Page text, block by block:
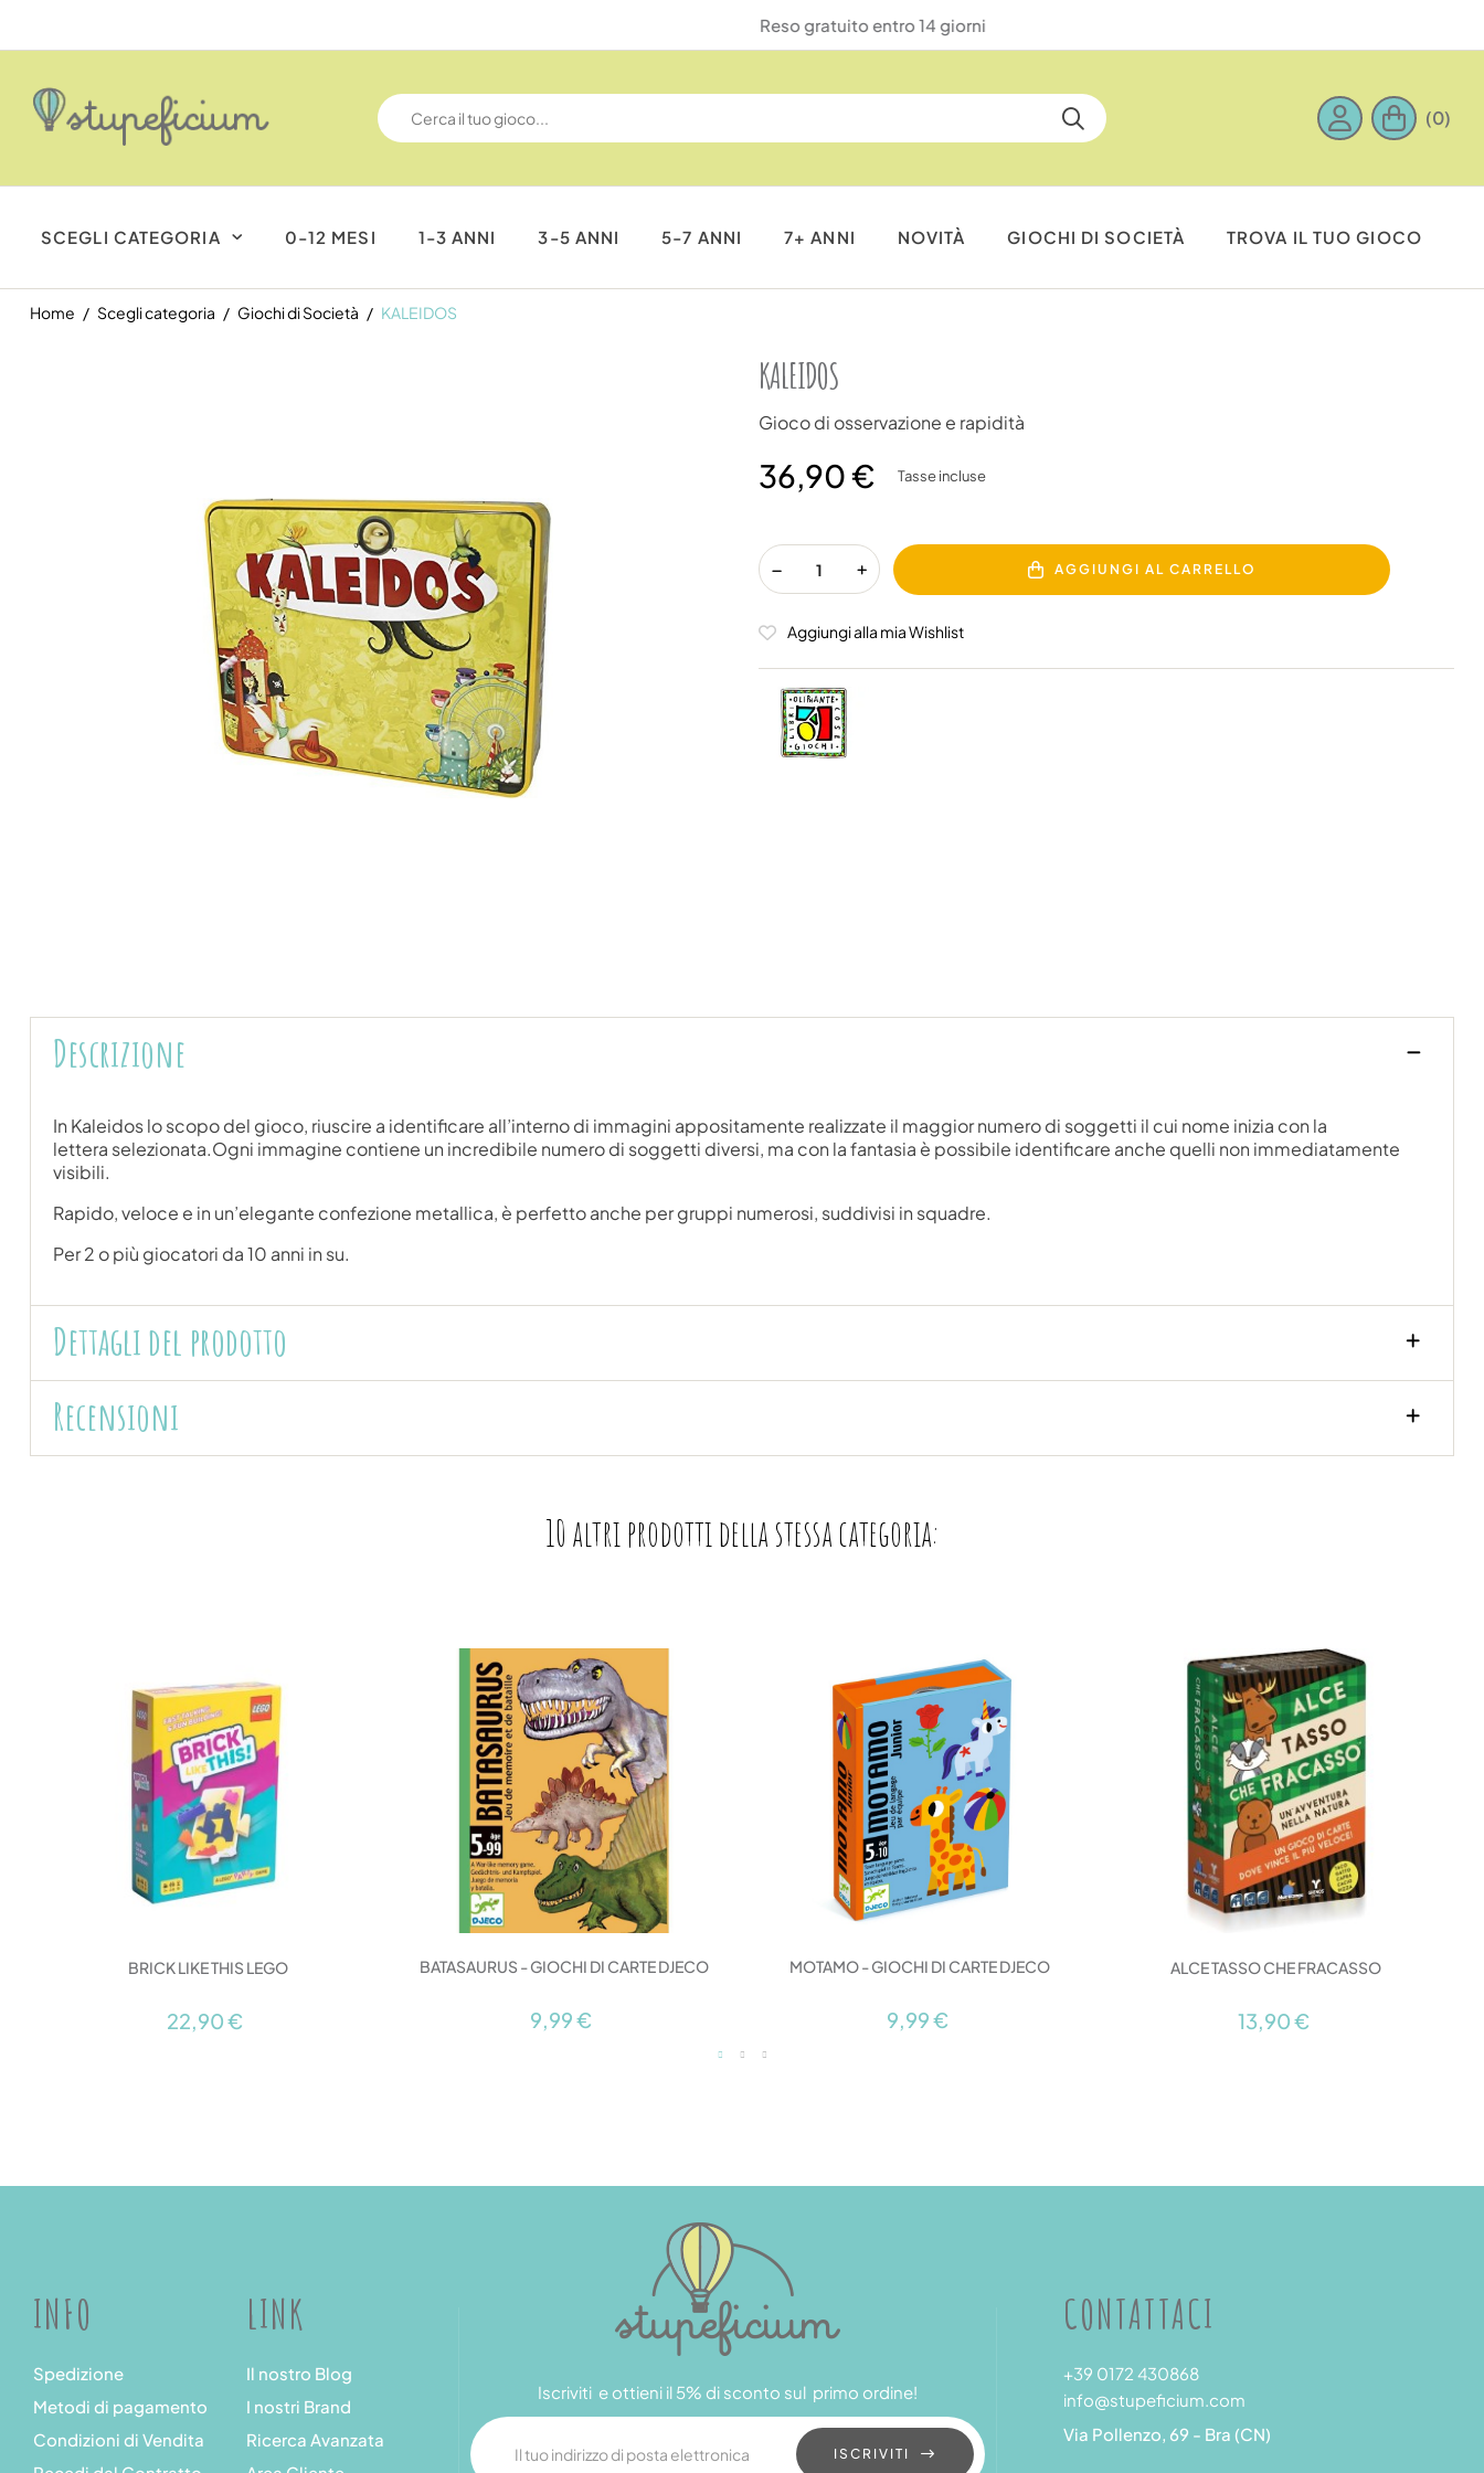
Reso gratuito entro 14 giorni
(0)
SCEGLI CATEGORIA 0-12 MESI 1-3 ANNI 3-5 ANNI 5-7 ANNI 7+ ANNI NOVITÀ GIOCHI DI SOCIETÀ TROVA IL TUO GIOCO
Home Scegli categoria Giochi di Società KALEIDOS
KALEIDOS
Gioco di osservazione e rapidità
36,90 € Tasse incluse
AGGIUNGI AL CARRELLO
Aggiungi alla mia Wishlist
Descrizione
In Kaleidos lo scopo del gioco, riuscire a identificare all’interno di immagini appositamente realizzate il maggior numero di soggetti il cui nome inizia con la
lettera selezionata.Ogni immagine contiene un incredibile numero di soggetti diversi, ma con la fantasia è possibile identificare anche quelli non immediatamente
visibili.
Rapido, veloce e in un’elegante confezione metallica, è perfetto anche per gruppi numerosi, suddivisi in squadre.
Per 2 o più giocatori da 10 anni in su.
Dettagli del prodotto
Recensioni
10 altri prodotti della stessa categoria:
BRICK LIKE THIS LEGO
22,90 €
BATASAURUS - GIOCHI DI CARTE DJECO
9,99 €
MOTAMO - GIOCHI DI CARTE DJECO
9,99 €
ALCE TASSO CHE FRACASSO
13,90 €
INFO
Spedizione
Metodi di pagamento
Condizioni di Vendita
LINK
Il nostro Blog
I nostri Brand
Ricerca Avanzata
Iscriviti e ottieni il 5% di sconto sul primo ordine!
ISCRIVITI
CONTATTACI
+39 0172 430868
info@stupeficium.com
Via Pollenzo, 69 - Bra (CN)